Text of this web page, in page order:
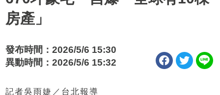
房產」
發布時間：2026/5/6 15:30
異動時間：2026/5/6 15:32
記者吳雨婕／台北報導